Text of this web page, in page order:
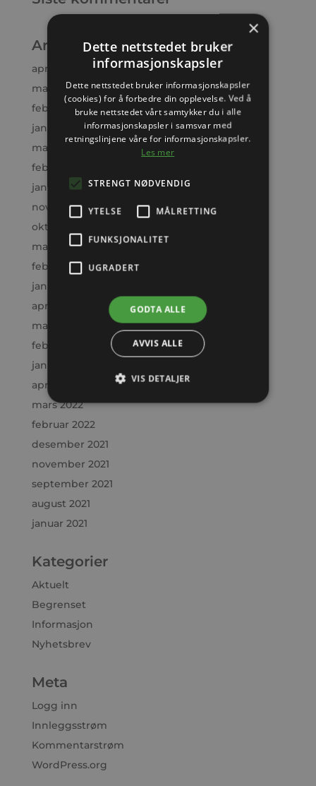
Arkiv
april 2026
mars 2026
februar 2026
januar 2026
mars 2025
februar 2025
januar 2025
november 2024
oktober 2024
mars 2024
februar 2024
januar 2024
april 2023
mars 2023
februar 2023
januar 2023
april 2022
mars 2022
februar 2022
desember 2021
november 2021
september 2021
august 2021
januar 2021
Kategorier
Aktuelt
Begrenset
Informasjon
Nyhetsbrev
Meta
Logg inn
Innleggsstrøm
Kommentarstrøm
WordPress.org
×
Dette nettstedet bruker
informasjonskapsler
Dette nettstedet bruker informasjonskapsler
(cookies) for å forbedre din opplevelse. Ved å
bruke nettstedet vårt samtykker du i alle
informasjonskapsler i samsvar med
retningslinjene våre for informasjonskapsler.
Les mer
STRENGT NØDVENDIG
YTELSE MÅLRETTING
FUNKSJONALITET
UGRADERT
GODTA ALLE
AVVIS ALLE
VIS DETALJER